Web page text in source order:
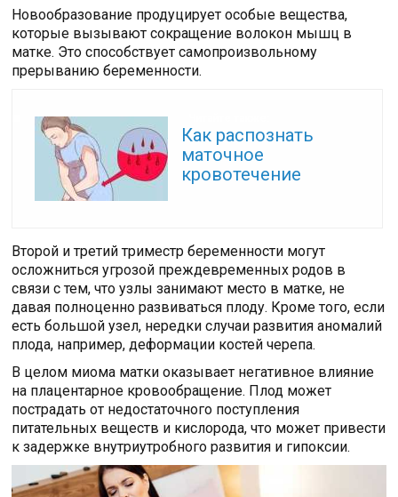
Новообразование продуцирует особые вещества,
которые вызывают сокращение волокон мышц в
матке. Это способствует самопроизвольному
прерыванию беременности.
Как распознать
маточное
кровотечение
Второй и третий триместр беременности могут
осложниться угрозой преждевременных родов в
связи с тем, что узлы занимают место в матке, не
давая полноценно развиваться плоду. Кроме того, если
есть большой узел, нередки случаи развития аномалий
плода, например, деформации костей черепа.
В целом миома матки оказывает негативное влияние
на плацентарное кровообращение. Плод может
пострадать от недостаточного поступления
питательных веществ и кислорода, что может привести
к задержке внутриутробного развития и гипоксии.